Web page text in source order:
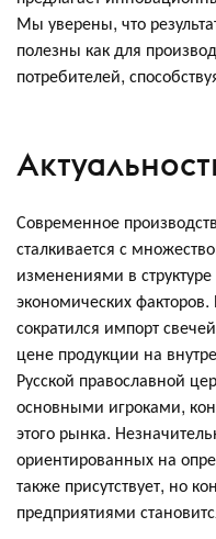
Мы уверены, что
полезны как для
потребителей,
Современное
сталкивается с
изменениями в
экономических
сократился импорт
цене продукции на
Русской православной
основными игроками,
этого рынка.
ориентированных на
также присутствует, но
предприятиями